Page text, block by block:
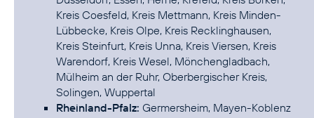
Kreis Coesfeld, Kreis Mettmann, Kreis Minden-
Lübbecke, Kreis Olpe, Kreis Recklinghausen,
Kreis Steinfurt, Kreis Unna, Kreis Viersen, Kreis
Warendorf, Kreis Wesel, Mönchengladbach,
Mülheim an der Ruhr, Oberbergischer Kreis,
Solingen, Wuppertal
Rheinland-Pfalz: Germersheim, Mayen-Koblenz